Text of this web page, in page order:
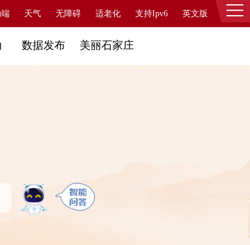
天气 无障碍 适老化 支持Ipv6 英文版 登录
数据发布 美丽石家庄